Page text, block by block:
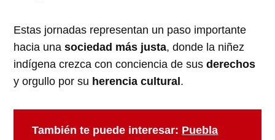
Estas jornadas representan un paso importante
hacia unasociedad más justa, donde la niñez
indígena crezca con conciencia de susderechos
y orgullo por su herencia cultural.
También te puede interesar: Puebla